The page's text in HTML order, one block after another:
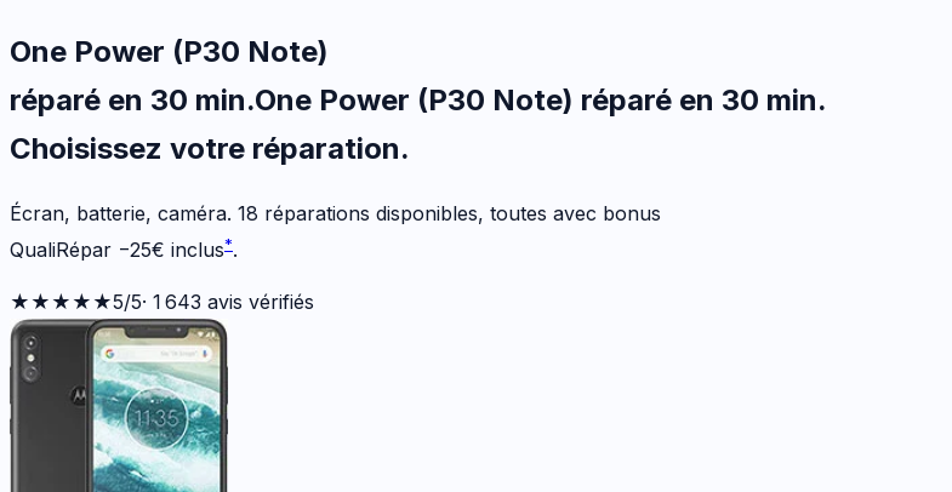
One Power (P30 Note)
réparé en 30 min.One Power (P30 Note) réparé en 30 min.
Choisissez votre réparation.
Écran, batterie, caméra. 18 réparations disponibles, toutes avec bonus
QualiRépar −25€ inclus*.
★★★★★5/5· 1 643 avis vérifiés